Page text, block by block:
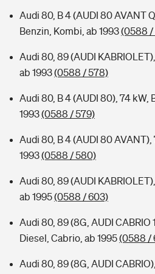
Audi 80, B 4 (AUDI 80 AVANT
Benzin, Kombi, ab 1993(0588 /
Audi 80, 89 (AUDI
ab 1993(0588 / 578)
Audi 80, B 4 (AUDI 80), 74 kW,
1993(0588 / 579)
Audi 80, B 4 (AUDI 80
1993(0588 / 580)
Audi 80, 89 (AUDI
ab 1995(0588 / 603)
Audi 80, 89 (8G, AUDI CABRIO
Diesel, Cabrio, ab 1995(0588 /
Audi 80, 89 (8G, AUDI